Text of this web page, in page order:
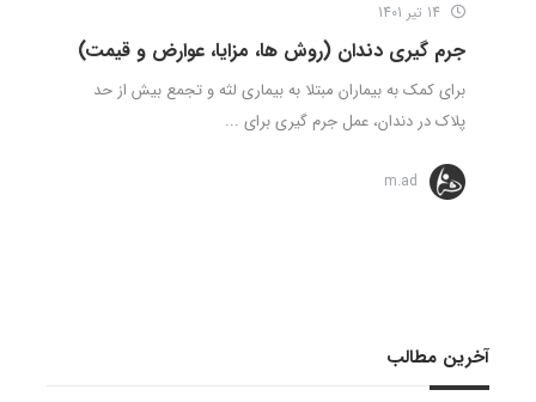
جرم گیری دندان (روش ها، مزایا، عوارض و قیمت)
برای کمک به بیماران مبتلا به بیماری لثه و تجمع بیش از حد
پلاک در دندان، عمل جرم گیری برای ...
m.ad
آخرین مطالب